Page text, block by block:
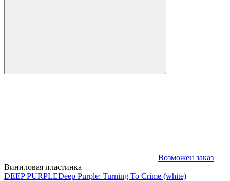
Возможен заказ
Виниловая пластинка
DEEP PURPLEDeep Purple: Turning To Crime (white)